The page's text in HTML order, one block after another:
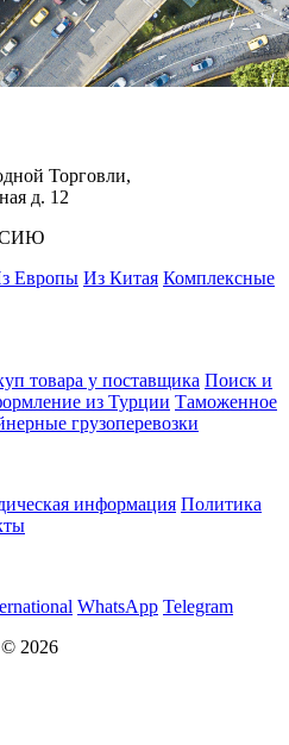
Торговли,
д. 12
Европы Из Китая Комплексные
товара у поставщика Поиск и
из Турции Таможенное
грузоперевозки
информация Политика
WhatsApp Telegram
© 2026